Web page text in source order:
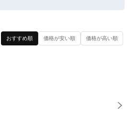
おすすめ順 価格が安い順 価格が高い順